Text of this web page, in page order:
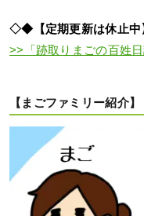
◇◆【定期更新は休止中
>>「跡取りまごの百姓
【まごファミリー紹介】